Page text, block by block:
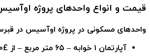
قیمت و انواع واحدهای پروژه
واحدهای مسکونی در پروژه اوآسیس در
آپارتمان ۱ خوابه – ۶۵ متر مربع – از £72,500 پوند